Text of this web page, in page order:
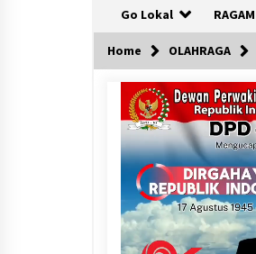
Go Lokal RAGAM
Home OLAHRAGA